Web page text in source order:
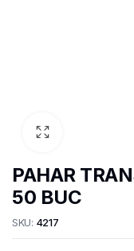
PAHAR
50 BUC
SKU: 4217